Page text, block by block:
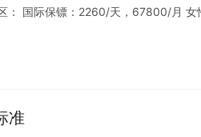
： 国际保镖：2260/天，67800/月
准